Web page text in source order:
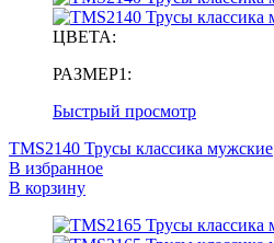
ЦВЕТА:
РАЗМЕР1:
Быстрый просмотр
TMS2140 Трусы классика мужские
В избранное
В корзину